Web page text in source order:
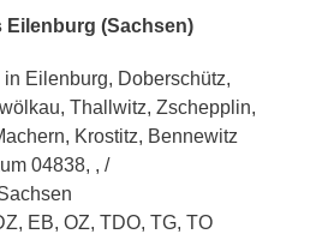
Eilenburg (Sachsen)
Eilenburg, Doberschütz,
Thallwitz, Zschepplin,
Krostitz, Bennewitz
04838, , /
EB, OZ, TDO, TG, TO